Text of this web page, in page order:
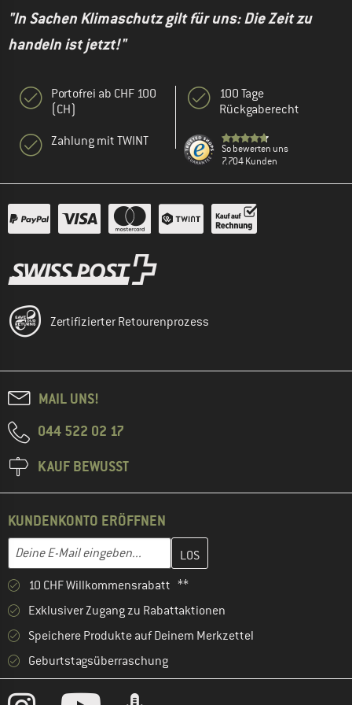
"In Sachen Klimaschutz gilt für uns: Die Zeit zu
handeln ist jetzt!"
Portofrei ab CHF 100
(CH)
Zahlung mit TWINT
100 Tage
Rückgaberecht
So bewerten uns
7.704 Kunden
Zertifizierter Retourenprozess
MAIL UNS!
044 522 02 17
KAUF BEWUSST
KUNDENKONTO ERÖFFNEN
E-Mail-Adresse
Gib hier deine E-Mail-Adresse ein und erstelle im nächsten
10 CHF Willkommensrabatt **
Exklusiver Zugang zu Rabattaktionen
Speichere Produkte auf Deinem Merkzettel
Geburtstagsüberraschung